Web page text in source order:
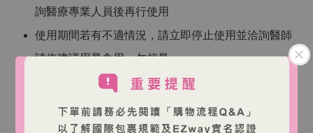
詢醫療專業人員後再行使用
使用期間若有不適情況，請立即停止使用並洽詢醫師
請依建議用量食用，勿超量
請置於陰涼乾燥處，避免陽光直射與高溫潮濕環境
請放置於兒童無法取得處